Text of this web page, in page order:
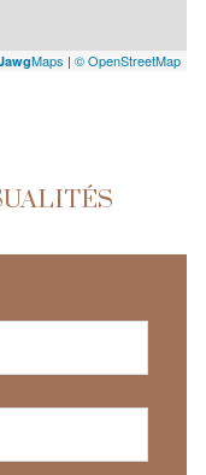
Maps | © OpenStreetMap